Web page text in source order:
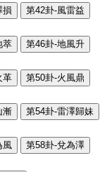
損 第42卦-風雷益
萃 第46卦-地風升
革 第50卦-火風鼎
漸 第54卦-雷澤歸妹
風 第58卦-兌為澤